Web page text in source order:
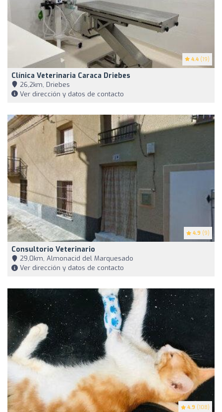
4.4 (19)
Clínica Veterinaria Caraca Driebes
26,2km, Driebes
Ver dirección y datos de contacto
4.9 (9)
Consultorio Veterinario
29,0km, Almonacid del Marquesado
Ver dirección y datos de contacto
4.9 (108)